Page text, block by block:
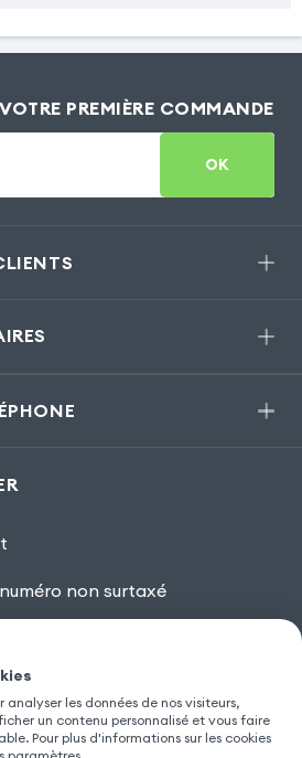
PREMIÈRE COMMANDE
OK
numéro non surtaxé
NOUS
analyser les données de nos visiteurs,
un contenu personnalisé et vous faire
Pour plus d'informations sur les cookies